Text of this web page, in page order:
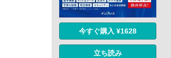
今すぐ購入 ¥1628
立ち読み